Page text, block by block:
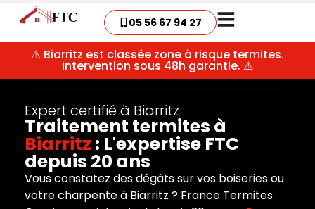
05 56 67 94 27
⚠ Biarritz est classée zone à risque termites.
Intervention sous 48h garantie. ⚠
Expert certifié à Biarritz
Traitement termites à
Biarritz : L'expertise FTC
depuis 20 ans
Vous constatez des dégâts sur vos boiseries ou
votre charpente à Biarritz ? France Termites